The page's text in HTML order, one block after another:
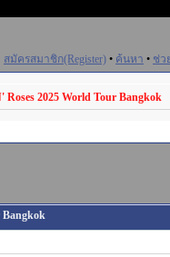
สมัครสมาชิก(Register) • ค้นหา • ช่ว
2025 World Tour Bangkok
Bangkok